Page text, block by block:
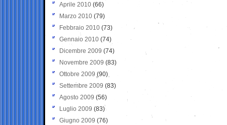
Aprile 2010 (66)
Marzo 2010 (79)
Febbraio 2010 (73)
Gennaio 2010 (74)
Dicembre 2009 (74)
Novembre 2009 (83)
Ottobre 2009 (90)
Settembre 2009 (83)
Agosto 2009 (56)
Luglio 2009 (83)
Giugno 2009 (76)